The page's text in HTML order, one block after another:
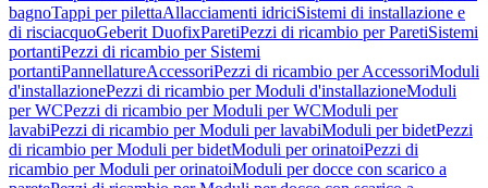
bagnoTappi per pilettaAllacciamenti idriciSistemi di installazione e
di risciacquoGeberit DuofixParetiPezzi di ricambio per ParetiSistemi
portantiPezzi di ricambio per Sistemi
portantiPannellatureAccessoriPezzi di ricambio per AccessoriModuli
d'installazionePezzi di ricambio per Moduli d'installazioneModuli
per WCPezzi di ricambio per Moduli per WCModuli per
lavabiPezzi di ricambio per Moduli per lavabiModuli per bidetPezzi
di ricambio per Moduli per bidetModuli per orinatoiPezzi di
ricambio per Moduli per orinatoiModuli per docce con scarico a